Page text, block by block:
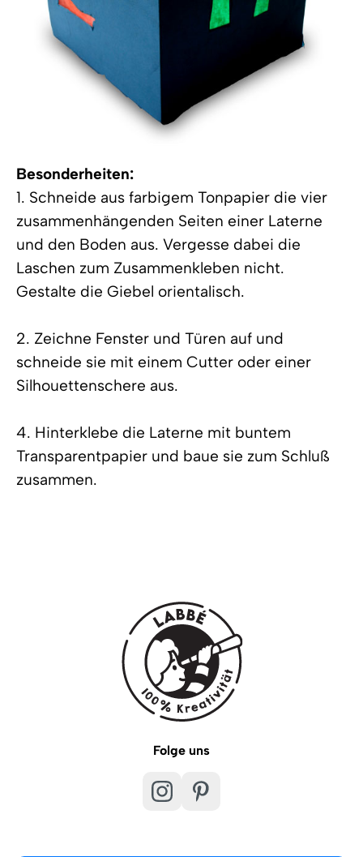
Besonderheiten:
1. Schneide aus farbigem Tonpapier die vier
zusammenhängenden Seiten einer Laterne
und den Boden aus. Vergesse dabei die
Laschen zum Zusammenkleben nicht.
Gestalte die Giebel orientalisch.
2. Zeichne Fenster und Türen auf und
schneide sie mit einem Cutter oder einer
Silhouettenschere aus.
4. Hinterklebe die Laterne mit buntem
Transparentpapier und baue sie zum Schluß
zusammen.
Folge uns